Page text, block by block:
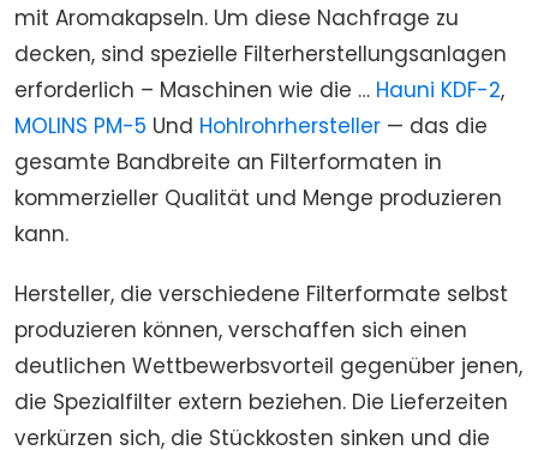
mit Aromakapseln. Um diese Nachfrage zu
decken, sind spezielle Filterherstellungsanlagen
erforderlich – Maschinen wie die … Hauni KDF-2,
MOLINS PM-5 Und Hohlrohrhersteller — das die
gesamte Bandbreite an Filterformaten in
kommerzieller Qualität und Menge produzieren
kann.
Hersteller, die verschiedene Filterformate selbst
produzieren können, verschaffen sich einen
deutlichen Wettbewerbsvorteil gegenüber jenen,
die Spezialfilter extern beziehen. Die Lieferzeiten
verkürzen sich, die Stückkosten sinken und die